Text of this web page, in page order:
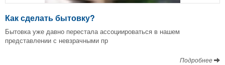
Как сделать бытовку?
Бытовка уже давно перестала ассоциироваться в нашем
представлении с невзрачными пр
Подробнее